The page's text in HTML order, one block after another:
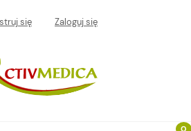
się Zaloguj się